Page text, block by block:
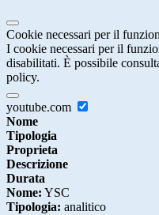
Cookie necessari per il
I cookie necessari per il
disabilitati. È possibile
policy.
youtube.com
Nome
Tipologia
Proprieta
Descrizione
Durata
Nome: YSC
Tipologia: analitico